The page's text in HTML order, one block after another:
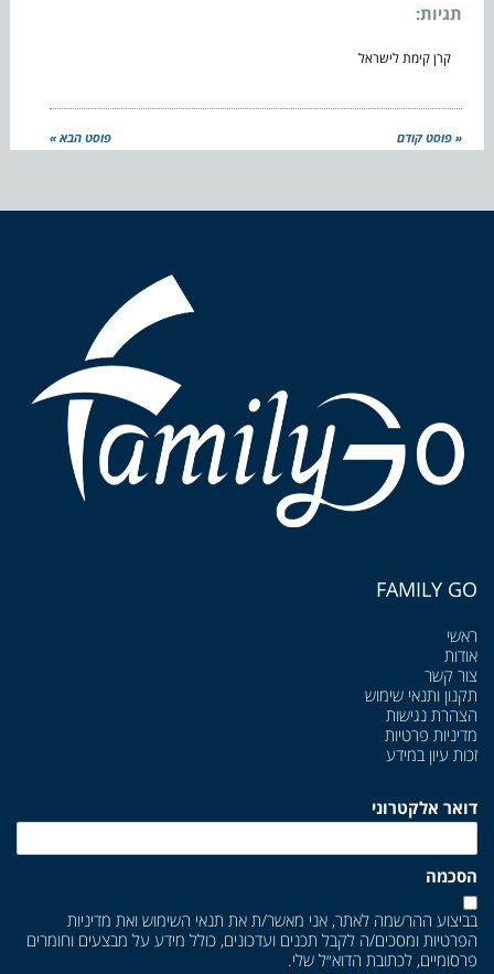
תגיות:
קרן קימת לישראל
« פוסט קודם פוסט הבא »
FAMILY GO
ראשי
אודות
צור קשר
תקנון ותנאי שימוש
הצהרת נגישות
מדיניות פרטיות
זכות עיון במידע
דואר אלקטרוני
הסכמה
בביצוע ההרשמה לאתר, אני מאשר/ת את תנאי השימוש ואת מדיניות
הפרטיות ומסכים/ה לקבל תכנים ועדכונים, כולל מידע על מבצעים וחומרים
פרסומיים, לכתובת הדוא״ל שלי.